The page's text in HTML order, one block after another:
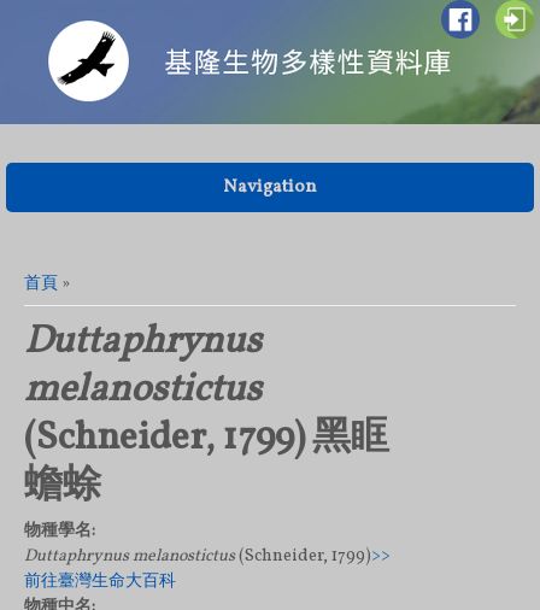
Navigation
您在這裡
首頁 »
Duttaphrynus
melanostictus
(Schneider, 1799) 黑眶
蟾蜍
物種學名:
Duttaphrynus melanostictus(Schneider, 1799)>>
前往臺灣生命大百科